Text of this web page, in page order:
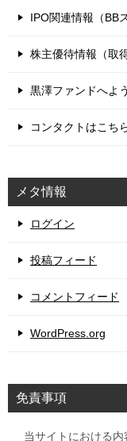
IPO関連情報（BB
株主優待情報（取
黒澤ファンドへよ
コンタクトはこち
メタ情報
ログイン
投稿フィード
コメントフィード
WordPress.org
免責事項
当サイトにおける